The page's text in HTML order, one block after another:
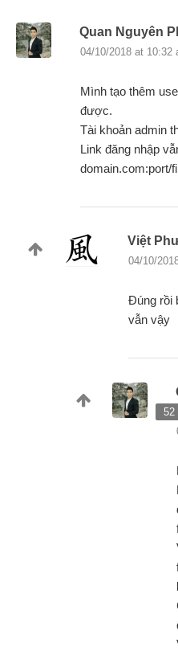
Quan Nguyên
04/10/2018 at 10:32
Mình tạo thêm
được.
Tài khoản admin
Link đăng nhập
domain.com:port/
Việt
04/10/
Đúng rồi
vẫn vậy
52